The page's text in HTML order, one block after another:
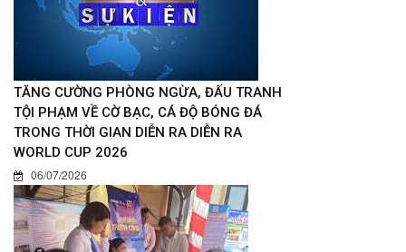
TĂNG CƯỜNG PHÒNG NGỪA, ĐẤU TRANH
TỘI PHẠM VỀ CỜ BẠC, CÁ ĐỘ BÓNG ĐÁ
TRONG THỜI GIAN DIỄN RA DIỄN RA
WORLD CUP 2026
06/07/2026